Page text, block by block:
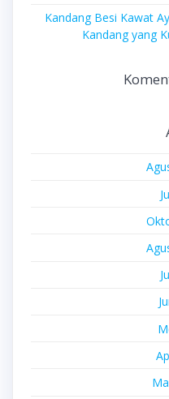
Kandang Besi Kawat
Kandang yang